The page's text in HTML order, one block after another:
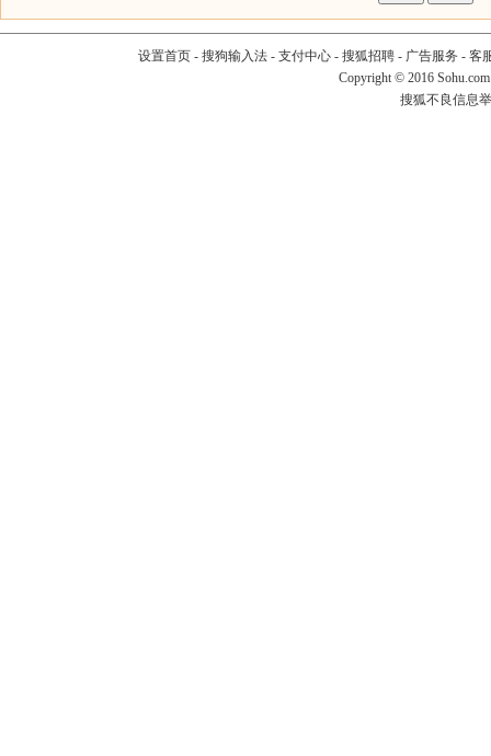
设置首页- 搜狗输入法- 支付中心- 搜狐招聘- 广告服务 - 客
Copyright © 2016
搜狐不良信息